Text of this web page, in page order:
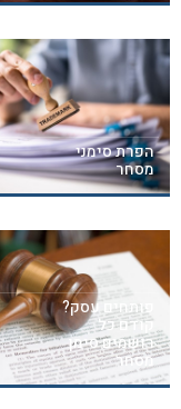
הפרת סימני
מסחר
פותחים עסק?
קודם כל
רושמים סימן
מסחר